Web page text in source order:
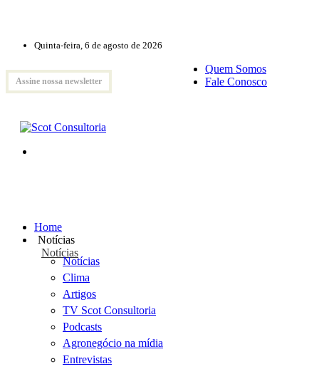
Quinta-feira, 6 de agosto de 2026
Assine nossa newsletter
Quem Somos
Fale Conosco
Home
Notícias
Notícias
Notícias
Clima
Artigos
TV Scot Consultoria
Podcasts
Agronegócio na mídia
Entrevistas